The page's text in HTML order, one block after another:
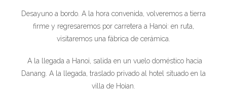
Desayuno a bordo. A la hora convenida, volveremos a tierra
firme y regresaremos por carretera a Hanoi: en ruta,
visitaremos una fábrica de cerámica.
A la llegada a Hanoi, salida en un vuelo doméstico hacia
Danang. A la llegada, traslado privado al hotel situado en la
villa de Hoian.